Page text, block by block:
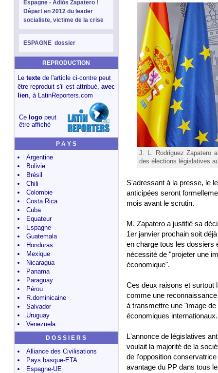
J. L. Rodriguez Zapatero
des élections législatives
S'adressant à la presse, le
anticipées seront
mois avant le scrutin.
M. Zapatero a justifié sa
1er janvier prochain soit
en charge tous les dossiers
nécessité de "projeter une
économique".
Ces deux raisons et surtout
comme une
à transmettre une "image
économiques internationaux.
L'annonce de législatives
voulait la majorité de la
de l'opposition
avantage du PP dans tous
Espagne - Adiós Zapatero !
Départ en 2012 du leader
socialiste, victime de la crise
ESPAGNE dossier
REPRODUCTION
Le textede l'article ci-contre peut
être reproduit s'il est attribué, avec
lien, à LatinReporters.com
Ce logopeut
être affiché
P A Y S
Argentine
Bolivie
Brésil
Chili
Colombie
Costa Rica
Cuba
Equateur
Espagne
Guatemala
Honduras
Mexique
Nicaragua
Panama
Paraguay
Pérou
R.dominicaine
Salvador
Uruguay
Venezuela
D O S S I E R S
Alliance des Civilisations
Pays basque-ETA
Espagne-UE